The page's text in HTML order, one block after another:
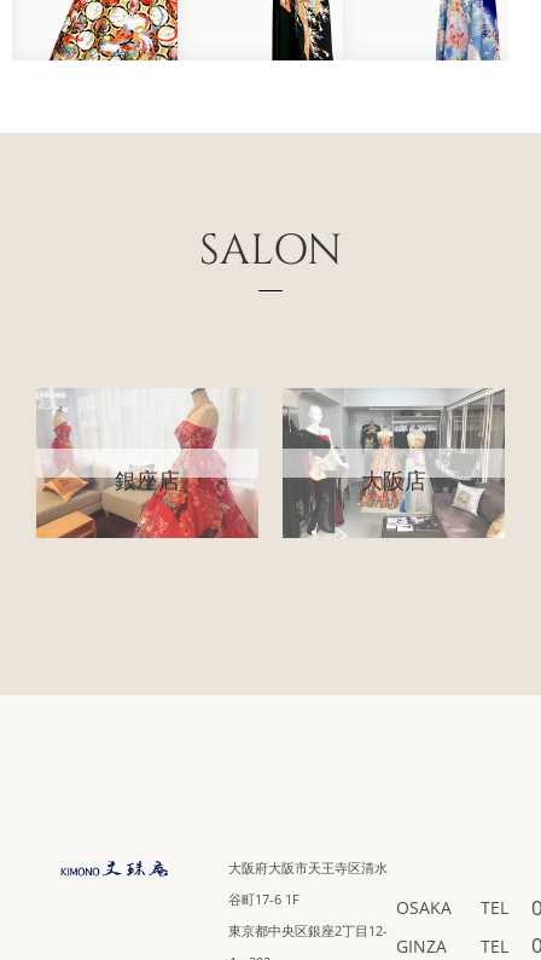
SALON
銀座店 大阪店
大阪府大阪市天王寺区清水
谷町17-6 1F
東京都中央区銀座2丁目12-
OSAKA TEL
GINZA TEL